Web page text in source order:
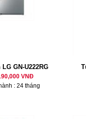
GN-U222RG
VNĐ
: 24 tháng